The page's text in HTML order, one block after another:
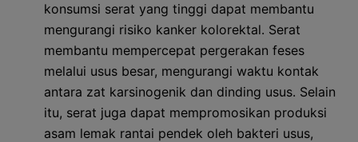
konsumsi serat yang tinggi dapat membantu
mengurangi risiko kanker kolorektal. Serat
membantu mempercepat pergerakan feses
melalui usus besar, mengurangi waktu kontak
antara zat karsinogenik dan dinding usus. Selain
itu, serat juga dapat mempromosikan produksi
asam lemak rantai pendek oleh bakteri usus,